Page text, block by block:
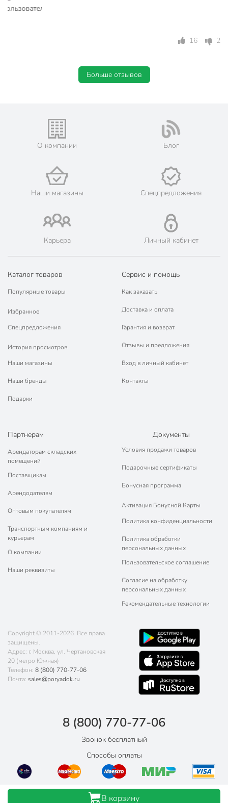
16 2
Больше отзывов
О компании Блог
Наши магазины Спецпредложения
Карьера Личный кабинет
Каталог товаров
Популярные товары
Избранное
Спецпредложения
История просмотров
Наши магазины
Наши бренды
Подарки
Сервис и помощь
Как заказать
Доставка и оплата
Гарантия и возврат
Отзывы и предложения
Вход в личный кабинет
Контакты
Партнерам
Арендаторам складских
помещений
Поставщикам
Арендодателям
Оптовым покупателям
Транспортным компаниям и
курьерам
О компании
Наши реквизиты
Документы
Условия продажи товаров
Подарочные сертификаты
Бонусная программа
Активация Бонусной Карты
Политика конфиденциальности
Политика обработки
персональных данных
Пользовательское соглашение
Согласие на обработку
персональных данных
Рекомендательные технологии
Copyright © 2011-2026. Все права
защищены.
Адрес: г. Москва, ул. Чертановская
20 (метро Южная)
Телефон: 8 (800) 770-77-06
Почта: sales@poryadok.ru
8 (800) 770-77-06
Звонок бесплатный
Способы оплаты
В корзину